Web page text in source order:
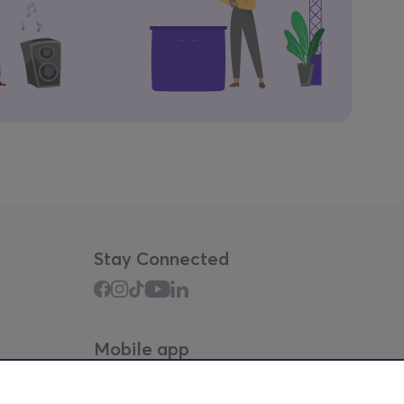
Stay Connected
Mobile app